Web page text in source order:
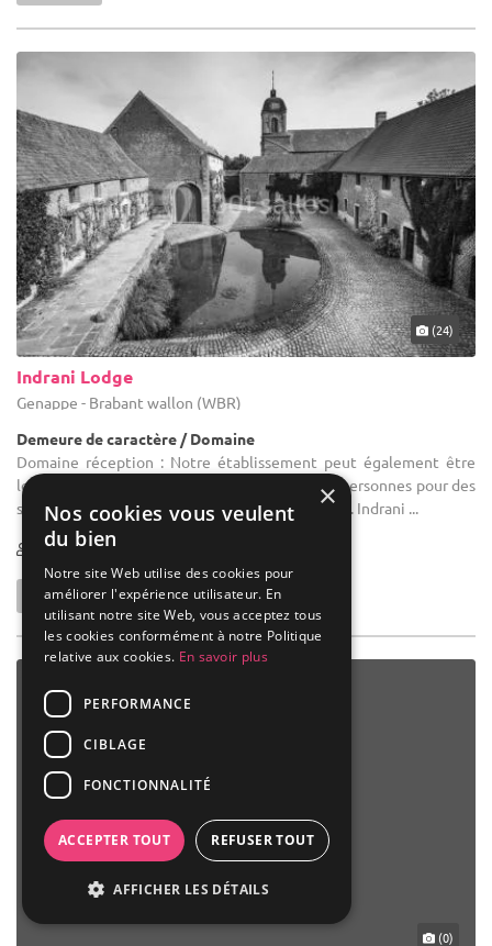
(24)
Indrani Lodge
Genappe - Brabant wallon (WBR)
Demeure de caractère / Domaine
Domaine réception : Notre établissement peut également être
loué dans sa totalité par des petits groupes de personnes pour des
séminaires, des mariages ou le tournage de films. Indrani ...
1-100
(0)
×
Nos cookies vous veulent
du bien
Notre site Web utilise des cookies pour
améliorer l'expérience utilisateur. En
utilisant notre site Web, vous acceptez tous
les cookies conformément à notre Politique
relative aux cookies. En savoir plus
PERFORMANCE
CIBLAGE
FONCTIONNALITÉ
ACCEPTER TOUT REFUSER TOUT
AFFICHER LES DÉTAILS